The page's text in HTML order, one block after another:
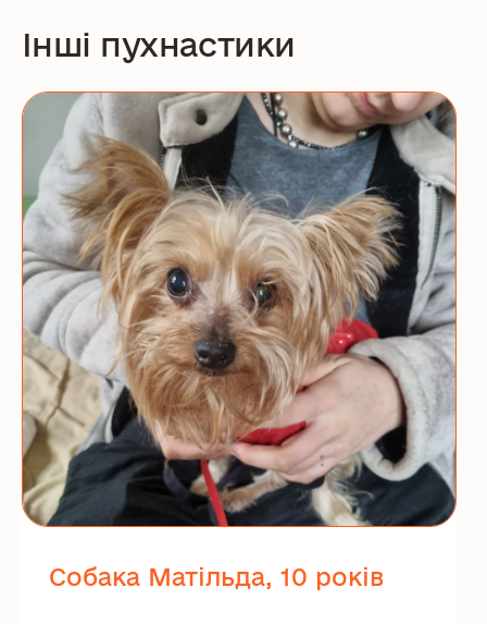
Інші пухнастики
Собака Матільда, 10 років